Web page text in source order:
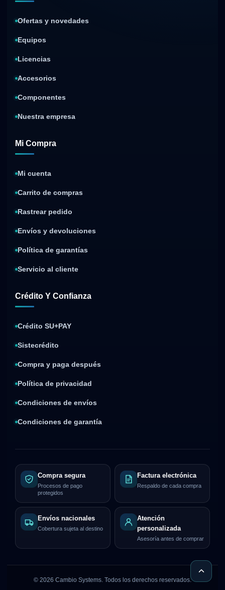
Ofertas y novedades
Equipos
Licencias
Accesorios
Componentes
Nuestra empresa
Mi Compra
Mi cuenta
Carrito de compras
Rastrear pedido
Envíos y devoluciones
Política de garantías
Servicio al cliente
Crédito Y Confianza
Crédito SU+PAY
Sistecrédito
Compra y paga después
Política de privacidad
Condiciones de envíos
Condiciones de garantía
Compra segura
Procesos de pago
protegidos
Factura electrónica
Respaldo de cada compra
Envíos nacionales
Cobertura sujeta al destino
Atención
personalizada
Asesoría antes de comprar
© 2026 Cambio Systems. Todos los derechos reservados.